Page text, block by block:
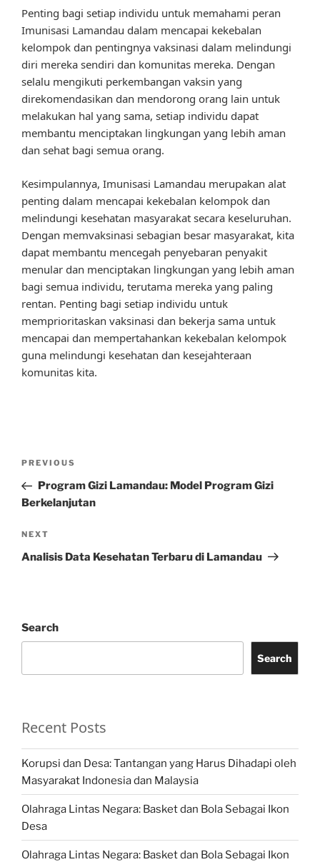
Penting bagi setiap individu untuk memahami peran
Imunisasi Lamandau dalam mencapai kekebalan
kelompok dan pentingnya vaksinasi dalam melindungi
diri mereka sendiri dan komunitas mereka. Dengan
selalu mengikuti perkembangan vaksin yang
direkomendasikan dan mendorong orang lain untuk
melakukan hal yang sama, setiap individu dapat
membantu menciptakan lingkungan yang lebih aman
dan sehat bagi semua orang.
Kesimpulannya, Imunisasi Lamandau merupakan alat
penting dalam mencapai kekebalan kelompok dan
melindungi kesehatan masyarakat secara keseluruhan.
Dengan memvaksinasi sebagian besar masyarakat, kita
dapat membantu mencegah penyebaran penyakit
menular dan menciptakan lingkungan yang lebih aman
bagi semua individu, terutama mereka yang paling
rentan. Penting bagi setiap individu untuk
memprioritaskan vaksinasi dan bekerja sama untuk
mencapai dan mempertahankan kekebalan kelompok
guna melindungi kesehatan dan kesejahteraan
komunitas kita.
Previous
Post
PREVIOUS
Program Gizi Lamandau: Model Program Gizi
Berkelanjutan
Next
Post
NEXT
Analisis Data Kesehatan Terbaru di Lamandau
Search
Search
Recent Posts
Korupsi dan Desa: Tantangan yang Harus Dihadapi oleh
Masyarakat Indonesia dan Malaysia
Olahraga Lintas Negara: Basket dan Bola Sebagai Ikon
Desa
Olahraga Lintas Negara: Basket dan Bola Sebagai Ikon